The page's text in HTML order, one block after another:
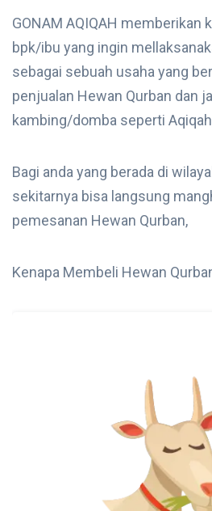
GONAM AQIQAH memberikan
bpk/ibu yang ingin
sebagai sebuah usaha yang
penjualan Hewan Qurban dan
kambing/domba seperti
Bagi anda yang berada di
sekitarnya bisa langsung
pemesanan Hewan Qurban,
Kenapa Membeli Hewan